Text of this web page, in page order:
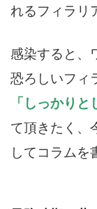
れるフィラリ
感染すると、
恐ろしいフィ
「しっかり
て頂きたく、
してコラムを